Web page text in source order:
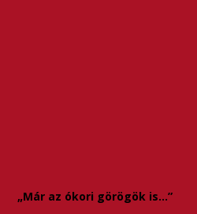
„Már az ókori görögök is…”